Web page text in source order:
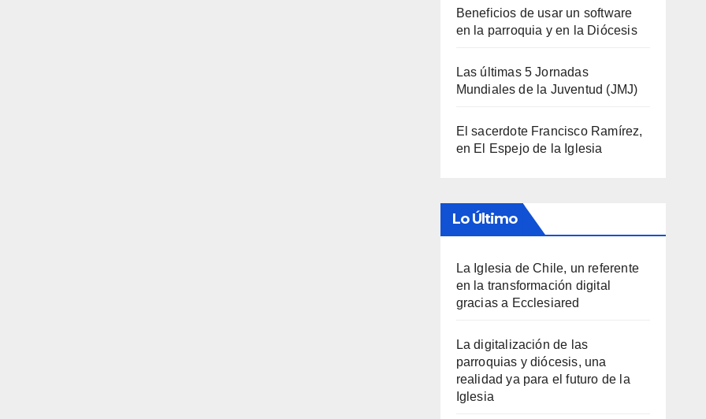
Beneficios de usar un software
en la parroquia y en la Diócesis
Las últimas 5 Jornadas
Mundiales de la Juventud (JMJ)
El sacerdote Francisco Ramírez,
en El Espejo de la Iglesia
Lo Último
La Iglesia de Chile, un referente
en la transformación digital
gracias a Ecclesiared
La digitalización de las
parroquias y diócesis, una
realidad ya para el futuro de la
Iglesia